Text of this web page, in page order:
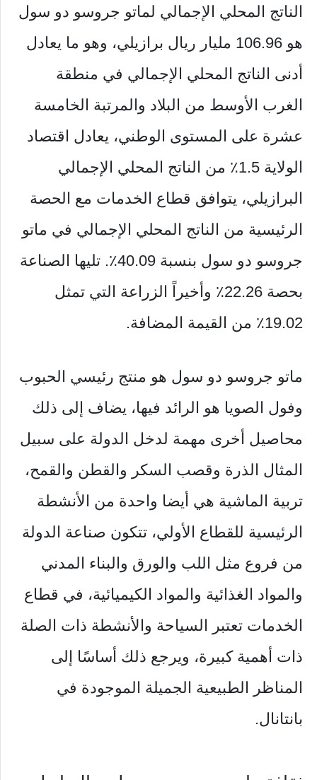
الناتج المحلي الإجمالي لماتو جروسو دو سول
هو 106.96 مليار ريال برازيلي، وهو ما يعادل
أدنى الناتج المحلي الإجمالي في منطقة
الغرب الأوسط من البلاد والمرتبة الخامسة
عشرة على المستوى الوطني، يعادل اقتصاد
الولاية 1.5٪ من الناتج المحلي الإجمالي
البرازيلي، يتوافق قطاع الخدمات مع الحصة
الرئيسية من الناتج المحلي الإجمالي في ماتو
جروسو دو سول بنسبة 40.09٪. تليها الصناعة
بحصة 22.26٪ وأخيراً الزراعة التي تمثل
19.02٪ من القيمة المضافة.
ماتو جروسو دو سول هو منتج رئيسي الحبوب
وفول الصويا هو الرائد فيها، يضاف إلى ذلك
محاصيل أخرى مهمة لدخل الدولة على سبيل
المثال الذرة وقصب السكر والقطن والقمح،
تربية الماشية هي أيضا واحدة من الأنشطة
الرئيسية للقطاع الأولي، تتكون صناعة الدولة
من فروع مثل اللب والورق والبناء المدني
والمواد الغذائية والمواد الكيميائية، في قطاع
الخدمات تعتبر السياحة والأنشطة ذات الصلة
ذات أهمية كبيرة، ويرجع ذلك أساسًا إلى
المناظر الطبيعية الجميلة الموجودة في
بانتانال.